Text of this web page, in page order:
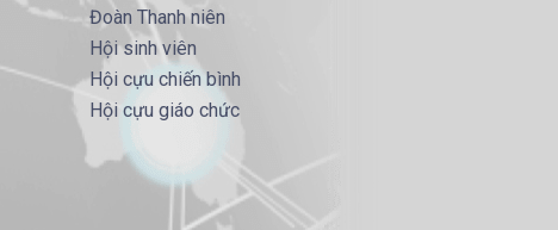
Đoàn Thanh niên
Hội sinh viên
Hội cựu chiến bình
Hội cựu giáo chức